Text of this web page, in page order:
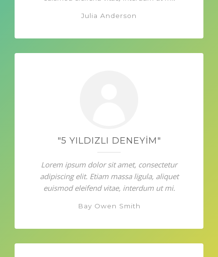
Julia Anderson
"5 YILDIZLI DENEYIM"
Lorem ipsum dolor sit amet, consectetur
adipiscing elit. Etiam massa ligula, aliquet
euismod eleifend vitae, interdum ut mi.
Bay Owen Smith